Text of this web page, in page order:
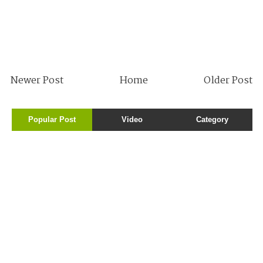
Newer Post Older Post
Home
Popular Post Video Category